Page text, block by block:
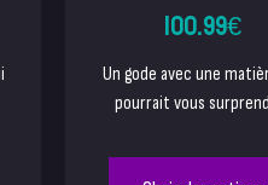
100.99€
Un gode avec une
pourrait vous